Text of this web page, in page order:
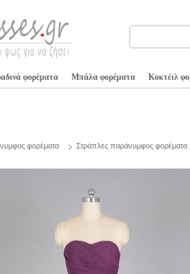
φορέματα Μπάλα φορέματα Κοκτέιλ
φορέματα Στράπλες παράνυμφος φορέματα